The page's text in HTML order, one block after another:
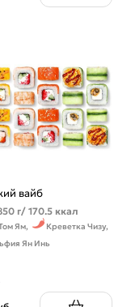
вайб
г/ 170.5 ккал
Ям,
Креветка Чизу,
Ян Инь